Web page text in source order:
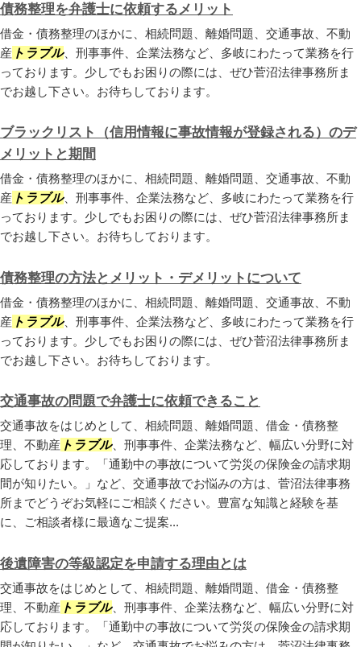
債務整理を弁護士に依頼するメリット
借金・債務整理のほかに、相続問題、離婚問題、交通事故、不動
産 トラブル、刑事事件、企業法務など、多岐にわたって業務を行
っております。少しでもお困りの際には、ぜひ菅沼法律事務所ま
でお越し下さい。お待ちしております。
ブラックリスト（信用情報に事故情報が登録される）のデ
メリットと期間
借金・債務整理のほかに、相続問題、離婚問題、交通事故、不動
産 トラブル、刑事事件、企業法務など、多岐にわたって業務を行
っております。少しでもお困りの際には、ぜひ菅沼法律事務所ま
でお越し下さい。お待ちしております。
債務整理の方法とメリット・デメリットについて
借金・債務整理のほかに、相続問題、離婚問題、交通事故、不動
産 トラブル、刑事事件、企業法務など、多岐にわたって業務を行
っております。少しでもお困りの際には、ぜひ菅沼法律事務所ま
でお越し下さい。お待ちしております。
交通事故の問題で弁護士に依頼できること
交通事故をはじめとして、相続問題、離婚問題、借金・債務整
理、不動産 トラブル、刑事事件、企業法務など、幅広い分野に対
応しております。「通勤中の事故について労災の保険金の請求期
間が知りたい。」など、交通事故でお悩みの方は、菅沼法律事務
所までどうぞお気軽にご相談ください。豊富な知識と経験を基
に、ご相談者様に最適なご提案...
後遺障害の等級認定を申請する理由とは
交通事故をはじめとして、相続問題、離婚問題、借金・債務整
理、不動産 トラブル、刑事事件、企業法務など、幅広い分野に対
応しております。「通勤中の事故について労災の保険金の請求期